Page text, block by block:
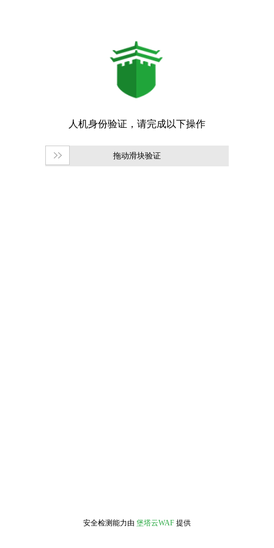
拖动滑块验证
安全检测能力由 堡塔云WAF 提供